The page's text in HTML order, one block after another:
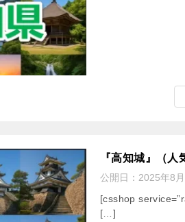
『高知城』（
公開日： 2025年8
[csshop
[…]